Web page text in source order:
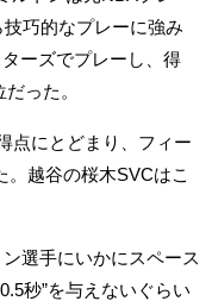
巧的なプレーに強み
ーズでプレーし、得
った。
点にとどまり、フィー
。越谷の桜木SVCはこ
選手にいかにスペース
秒”を与えないぐらい